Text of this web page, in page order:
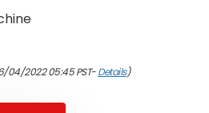
04/2022 05:45 PST-Details)